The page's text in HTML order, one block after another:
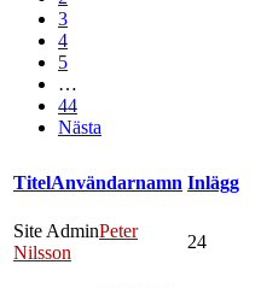
3
4
5
…
44
Nästa
TitelAnvändarnamn Inlägg
Site AdminPeter
Nilsson
24